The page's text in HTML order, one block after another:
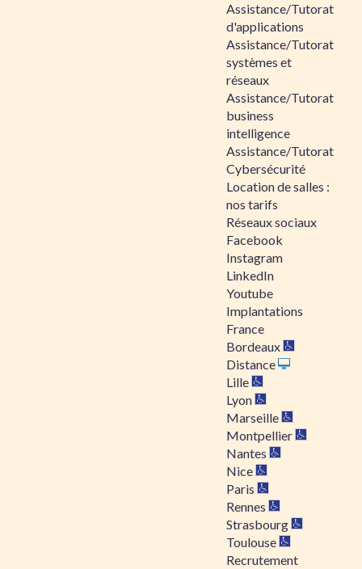
Assistance/Tutorat
d'applications
Assistance/Tutorat
systèmes et
réseaux
Assistance/Tutorat
business
intelligence
Assistance/Tutorat
Cybersécurité
Location de salles :
nos tarifs
Réseaux sociaux
Facebook
Instagram
LinkedIn
Youtube
Implantations
France
Bordeaux
Distance
Lille
Lyon
Marseille
Montpellier
Nantes
Nice
Paris
Rennes
Strasbourg
Toulouse
Recrutement